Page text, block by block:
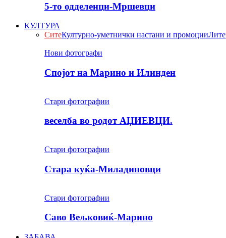
5-то одделенци-Мршевци
КУЛТУРА
СитеКултурно-уметнички настани и промоции
Нови фотографи
Спојот на Марино и Илинден
Стари фотографии
веселба во родот АЏИЕВЦИ.
Стари фотографии
Стара куќа-Миладиновци
Стари фотографии
Саво Вељковиќ-Марино